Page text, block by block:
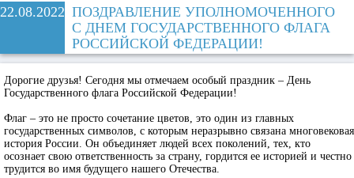
22.08.2022 ПОЗДРАВЛЕНИЕ УПОЛНОМОЧЕННОГО
С ДНЕМ ГОСУДАРСТВЕННОГО ФЛАГА
РОССИЙСКОЙ ФЕДЕРАЦИИ!
Дорогие друзья! Сегодня мы отмечаем особый праздник – День
Государственного флага Российской Федерации!
Флаг – это не просто сочетание цветов, это один из главных
государственных символов, с которым неразрывно связана многовековая
история России. Он объединяет людей всех поколений, тех, кто
осознает свою ответственность за страну, гордится ее историей и честно
трудится во имя будущего нашего Отечества.